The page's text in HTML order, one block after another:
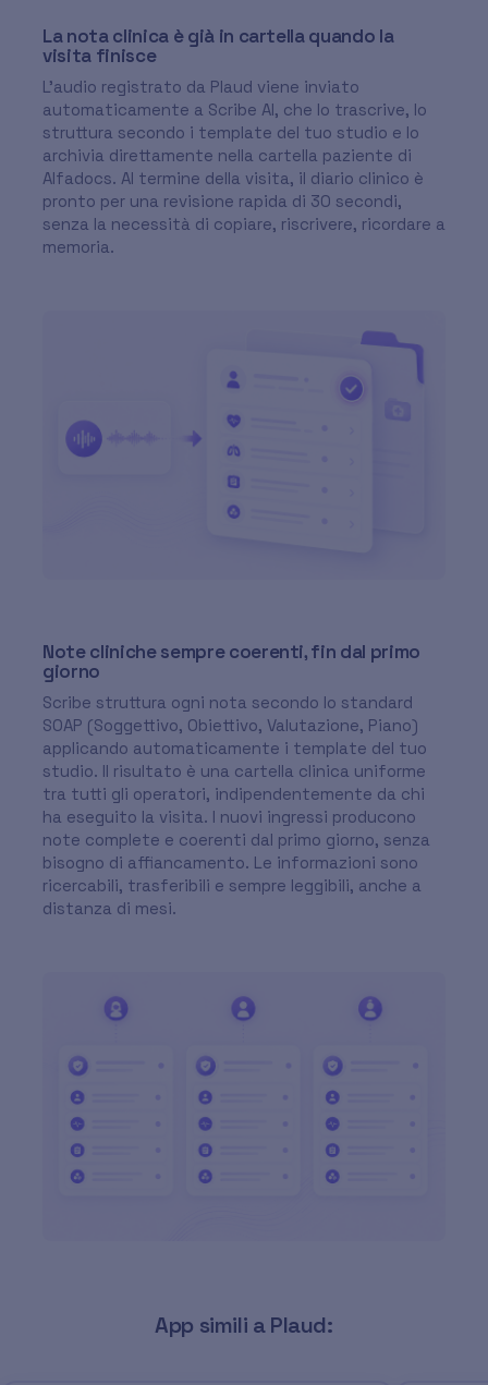
La nota clinica è già in cartella quando la
visita finisce
L'audio registrato da Plaud viene inviato
automaticamente a Scribe AI, che lo trascrive, lo
struttura secondo i template del tuo studio e lo
archivia direttamente nella cartella paziente di
Alfadocs. Al termine della visita, il diario clinico è
pronto per una revisione rapida di 30 secondi,
senza la necessità di copiare, riscrivere, ricordare a
memoria.
Note cliniche sempre coerenti, fin dal primo
giorno
Scribe struttura ogni nota secondo lo standard
SOAP (Soggettivo, Obiettivo, Valutazione, Piano)
applicando automaticamente i template del tuo
studio. Il risultato è una cartella clinica uniforme
tra tutti gli operatori, indipendentemente da chi
ha eseguito la visita. I nuovi ingressi producono
note complete e coerenti dal primo giorno, senza
bisogno di affiancamento. Le informazioni sono
ricercabili, trasferibili e sempre leggibili, anche a
distanza di mesi.
App simili a Plaud: